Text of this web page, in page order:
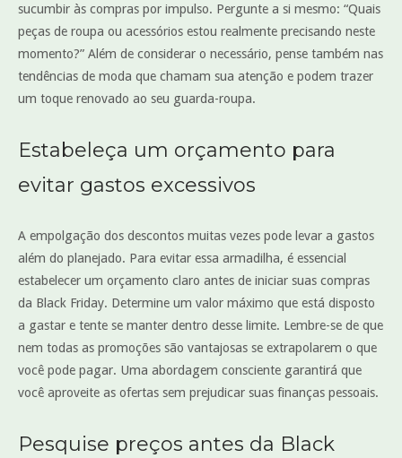
sucumbir às compras por impulso. Pergunte a si mesmo: “Quais
peças de roupa ou acessórios estou realmente precisando neste
momento?” Além de considerar o necessário, pense também nas
tendências de moda que chamam sua atenção e podem trazer
um toque renovado ao seu guarda-roupa.
Estabeleça um orçamento para
evitar gastos excessivos
A empolgação dos descontos muitas vezes pode levar a gastos
além do planejado. Para evitar essa armadilha, é essencial
estabelecer um orçamento claro antes de iniciar suas compras
da Black Friday. Determine um valor máximo que está disposto
a gastar e tente se manter dentro desse limite. Lembre-se de que
nem todas as promoções são vantajosas se extrapolarem o que
você pode pagar. Uma abordagem consciente garantirá que
você aproveite as ofertas sem prejudicar suas finanças pessoais.
Pesquise preços antes da Black